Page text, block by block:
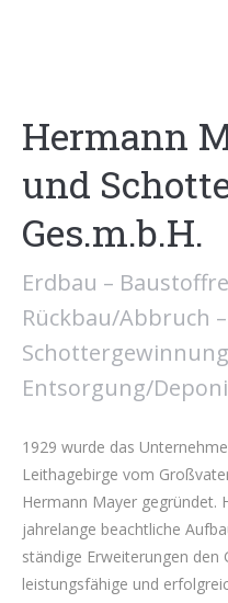
Hermann
und
Ges.m.b.H.
Erdbau –
Rückbau/Abbruch
Entsorgung/
1929 wurde das
Leithagebirge vom
Hermann Mayer gegründet.
jahrelange beachtliche
ständige Erweiterungen den
leistungsfähige und